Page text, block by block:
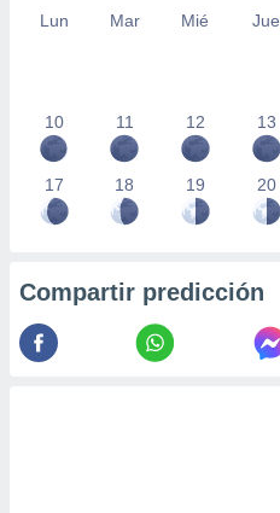
Lun Mar Mié Jue
10 11 12 13
17 18 19 20
Compartir predicción